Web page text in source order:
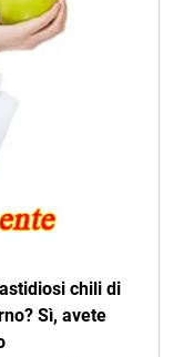
chili di
Sì, avete